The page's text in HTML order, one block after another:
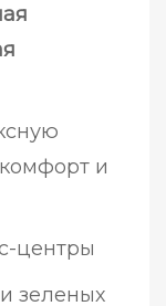
и
центры
зеленых